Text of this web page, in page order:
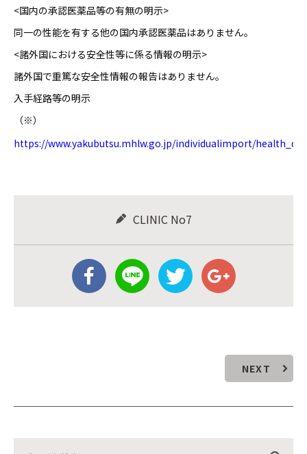
<国内の承認医薬品等の有無の明示>
同一の性能を有する他の国内承認医薬品はありません。
<諸外国における安全性等に係る情報の明示>
諸外国で重篤な安全性情報の報告はありません。
入手経路等の明示
（※）
https://www.yakubutsu.mhlw.go.jp/individualimport/
CLINIC No7
NEXT